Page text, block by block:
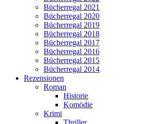
Bücherregal 2021
Bücherregal 2020
Bücherregal 2019
Bücherregal 2018
Bücherregal 2017
Bücherregal 2016
Bücherregal 2015
Bücherregal 2014
Rezensionen
Roman
Historie
Komödie
Krimi
Thriller